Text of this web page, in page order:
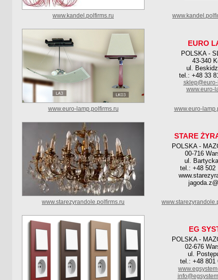
www.kandel.polfirms.ru
EURO
POLSKA -
43-340
ul.
tel.: +48 33
www.euro-
www.euro-lamp.polfirms.ru www.euro-
STARE
POLSKA -
00-716
ul.
tel.: +48 502
www.starezyrandole.polfirms.ru
EG
POLSKA -
02-676
ul.
tel.: +48 801